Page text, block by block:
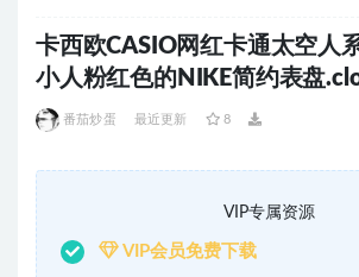
卡西欧CASIO网红卡通太空人
小人粉红色的NIKE简约表盘
番茄炒蛋 最近更新 8
VIP专属资源
VIP会员免费下载